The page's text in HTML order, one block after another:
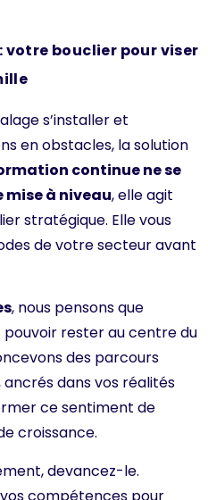
bouclier pour viser
s’installer et
en obstacles, la solution
continue ne se
mise à niveau, elle agit
stratégique. Elle vous
de votre secteur avant
, nous pensons que
rester au centre du
des parcours
dans vos réalités
ce sentiment de
croissance.
devancez-le.
compétences pour